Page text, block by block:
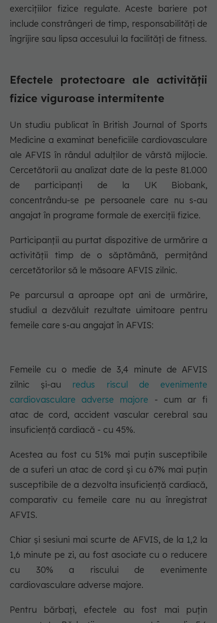
exercițiilor fizice regulate. Aceste bariere pot
include constrângeri de timp, responsabilități de
îngrijire sau lipsa accesului la facilități de fitness.
Efectele protectoare ale activității
fizice viguroase intermitente
Un studiu publicat în British Journal of Sports
Medicine a examinat beneficiile cardiovasculare
ale AFVIS în rândul adulților de vârstă mijlocie.
Cercetătorii au analizat date de la peste 81.000
de participanți de la UK Biobank,
concentrându-se pe persoanele care nu s-au
angajat în programe formale de exerciții fizice.
Participanții au purtat dispozitive de urmărire a
activității timp de o săptămână, permițând
cercetătorilor să le măsoare AFVIS zilnic.
Pe parcursul a aproape opt ani de urmărire,
studiul a dezvăluit rezultate uimitoare pentru
femeile care s-au angajat în AFVIS:
Femeile cu o medie de 3,4 minute de AFVIS
zilnic și-au redus riscul de evenimente
cardiovasculare adverse majore - cum ar fi
atac de cord, accident vascular cerebral sau
insuficiență cardiacă - cu 45%.
Acestea au fost cu 51% mai puțin susceptibile
de a suferi un atac de cord și cu 67% mai puțin
susceptibile de a dezvolta insuficiență cardiacă,
comparativ cu femeile care nu au înregistrat
AFVIS.
Chiar și sesiuni mai scurte de AFVIS, de la 1,2 la
1,6 minute pe zi, au fost asociate cu o reducere
cu 30% a riscului de evenimente
cardiovasculare adverse majore.
Pentru bărbați, efectele au fost mai puțin